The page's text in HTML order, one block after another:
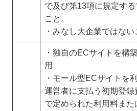
で及び第13項に規定す
こと。
・みなし大企業ではない
・独自のECサイトを構
用
・モール型ECサイトを
運営者に支払う初期登
で定められた利用料ま